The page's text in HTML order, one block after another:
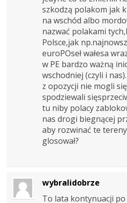
szkodzą polakom jak
na wschód albo
nazwać polakami
Polsce,jak
euroPOseł wałesa
w PE bardzo ważną
wschodniej (czyli i
z opozycji nie mogli
spodziewali
tu niby polacy
nas drogi biegnącej
aby rozwinać te
glosował?
wybralidobrze
To lata kontynuacji